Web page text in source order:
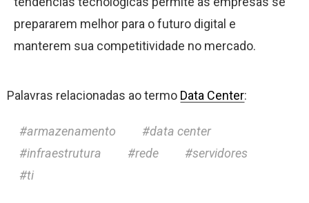
prepararem melhor para o futuro digital e
manterem sua competitividade no mercado.
Palavras relacionadas ao termo Data Center:
armazenamento
data center
infraestrutura
rede
servidores
ti